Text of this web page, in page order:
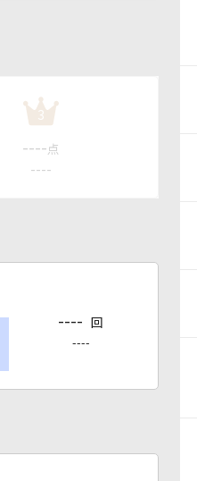
3
---- 点
----
---- 回
----